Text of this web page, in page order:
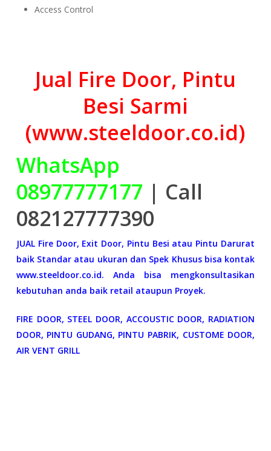
Access Control
Jual Fire Door, Pintu
Besi Sarmi
(www.steeldoor.co.id)
WhatsApp
08977777177 | Call
082127777390
JUAL Fire Door, Exit Door, Pintu Besi atau Pintu Darurat
baik Standar atau ukuran dan Spek Khusus bisa kontak
www.steeldoor.co.id. Anda bisa mengkonsultasikan
kebutuhan anda baik retail ataupun Proyek.
FIRE DOOR, STEEL DOOR, ACCOUSTIC DOOR, RADIATION
DOOR, PINTU GUDANG, PINTU PABRIK, CUSTOME DOOR,
AIR VENT GRILL